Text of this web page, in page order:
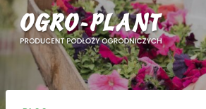
Przejdź
do
treści